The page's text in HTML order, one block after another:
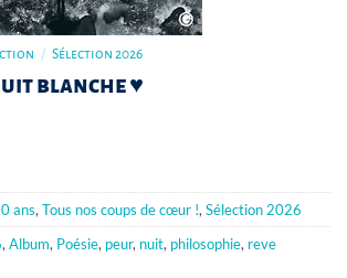
/ Sélection 2026
blanche ♥
ans,Tous nos coups de cœur !,Sélection 2026
,Album, Poésie, peur, nuit, philosophie, reve